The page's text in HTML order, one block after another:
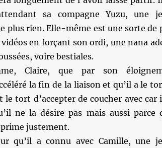
sa compagne Yuzu, une
plus rien. Elle-même est une sorte de
en forçant son ordi, une nana
voire bestiales.
Claire, que par son
la fin de la liaison et qu’il a le
tort d’accepter de coucher avec car
ne la désire pas mais aussi parce
justement.
qu’il a connu avec Camille, une